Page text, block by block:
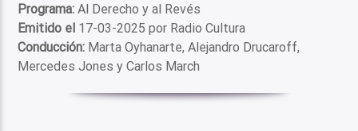
audio
Programa: Al Derecho y al Revés
Emitido el 17-03-2025 por Radio Cultura
Conducción: Marta Oyhanarte, Alejandro Drucaroff,
Mercedes Jones y Carlos March